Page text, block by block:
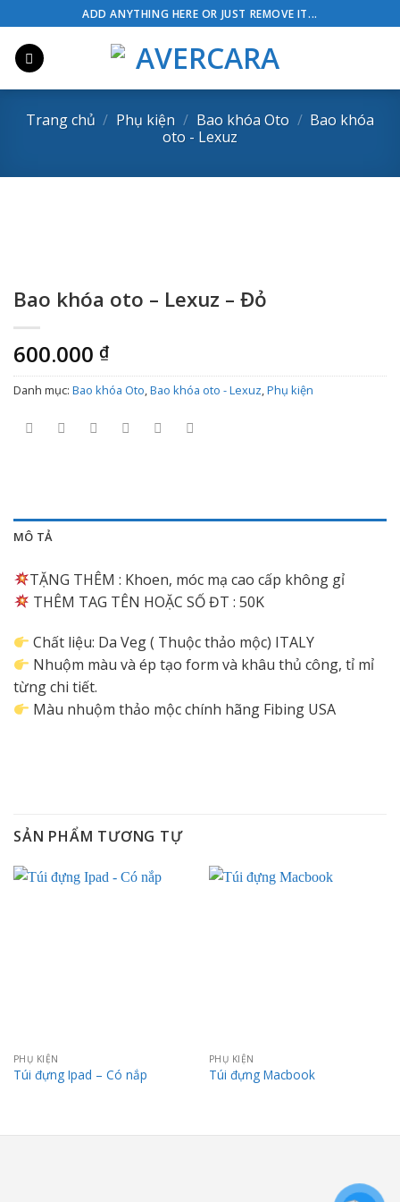
to
content
ADD ANYTHING HERE OR JUST REMOVE IT...
Trang chủ / Phụ kiện / Bao khóa Oto / Bao khóa
oto - Lexuz
Bao khóa oto – Lexuz – Đỏ
600.000 ₫
Danh mục: Bao khóa Oto Bao khóa oto - Lexuz Phụ kiện
MÔ TẢ
TẶNG THÊM : Khoen, móc mạ cao cấp không gỉ
THÊM TAG TÊN HOẶC SỐ ĐT : 50K
Chất liệu: Da Veg ( Thuộc thảo mộc) ITALY
Nhuộm màu và ép tạo form và khâu thủ công, tỉ mỉ
từng chi tiết.
Màu nhuộm thảo mộc chính hãng Fibing USA
SẢN PHẨM TƯƠNG TỰ
PHỤ KIỆN
Túi đựng Ipad – Có nắp
PHỤ KIỆN
Túi đựng Macbook